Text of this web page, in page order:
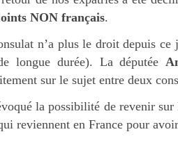
NON français.
n’a plus le droit depuis ce
longue durée). La députée
sur le sujet entre deux
la possibilité de revenir
reviennent en France pour